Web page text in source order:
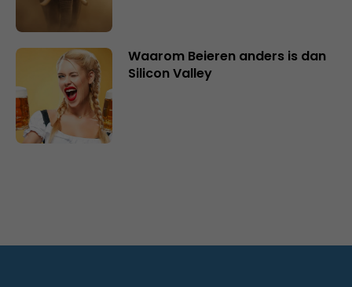
Waarom Beieren anders is dan
Silicon Valley